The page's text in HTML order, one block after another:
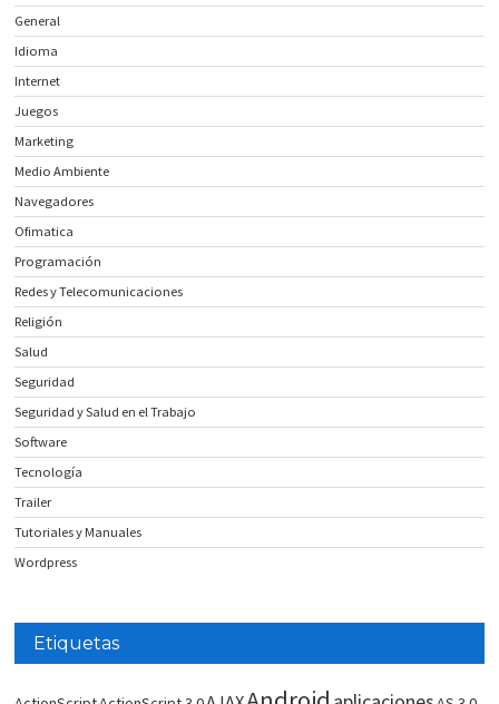
General
Idioma
Internet
Juegos
Marketing
Medio Ambiente
Navegadores
Ofimatica
Programación
Redes y Telecomunicaciones
Religión
Salud
Seguridad
Seguridad y Salud en el Trabajo
Software
Tecnología
Trailer
Tutoriales y Manuales
Wordpress
Etiquetas